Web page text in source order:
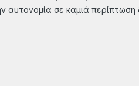
αυτονομία σε καμιά περίπτωση